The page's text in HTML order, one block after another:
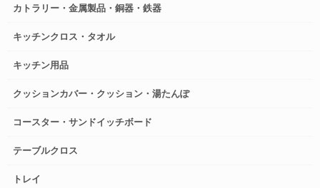
カトラリー・金属製品・銅器・鉄器
キッチンクロス・タオル
キッチン用品
クッションカバー・クッション・湯たんぽ
コースター・サンドイッチボード
テーブルクロス
トレイ